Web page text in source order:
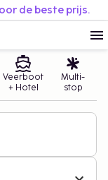
de beste prijs.
Veerboot
+ Hotel
Multi-
stop